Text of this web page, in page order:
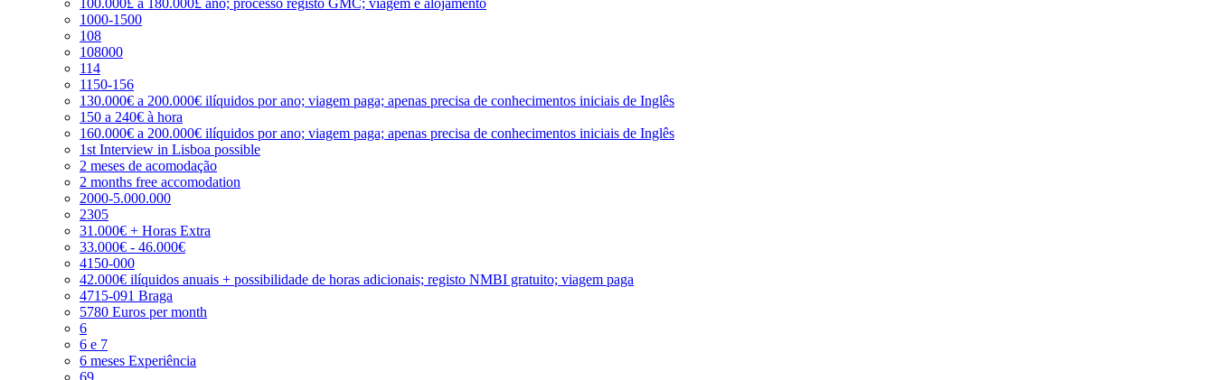
1000-1500
108
108000
114
1150-156
130.000€ a 200.000€ ilíquidos por ano; viagem paga; apenas precisa de conhecimentos iniciais de Inglês
150 a 240€ à hora
160.000€ a 200.000€ ilíquidos por ano; viagem paga; apenas precisa de conhecimentos iniciais de Inglês
1st Interview in Lisboa possible
2 meses de acomodação
2 months free accomodation
2000-5.000.000
2305
31.000€ + Horas Extra
33.000€ - 46.000€
4150-000
42.000€ ilíquidos anuais + possibilidade de horas adicionais; registo NMBI gratuito; viagem paga
4715-091 Braga
5780 Euros per month
6
6 e 7
6 meses Experiência
69